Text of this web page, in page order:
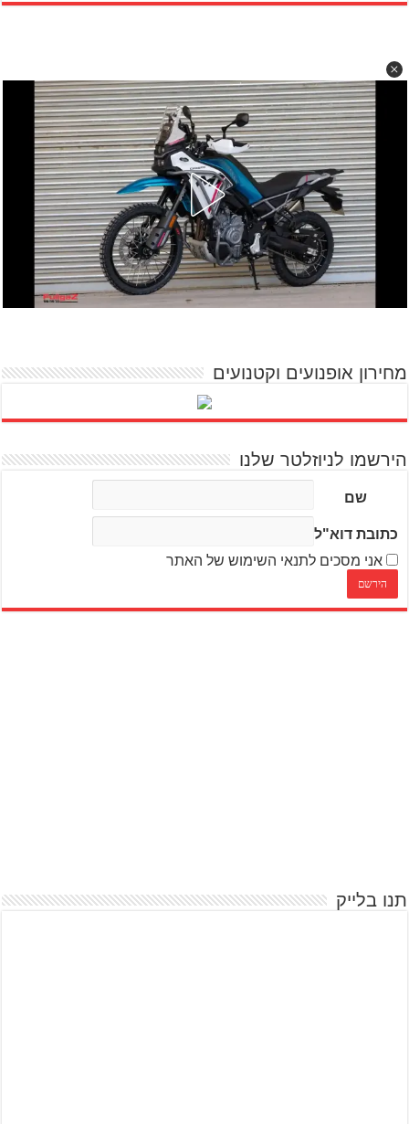
מחירון אופנועים וקטנועים
הירשמו לניוזלטר שלנו
שם
כתובת דוא"ל
אני מסכים לתנאי השימוש של האתר
תנו בלייק